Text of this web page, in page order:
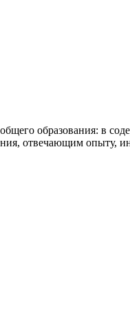
образования: в
отвечающим опыту,